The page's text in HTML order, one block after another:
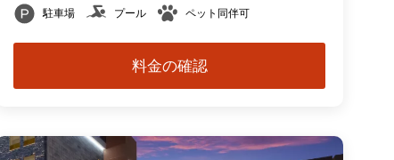
駐車場 プール ペット同伴可
料金の確認